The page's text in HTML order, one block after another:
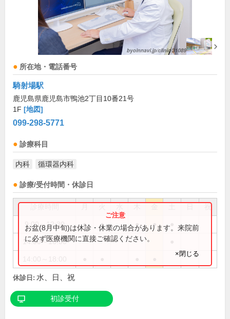
所在地・電話番号
騎射場駅
鹿児島県鹿児島市鴨池2丁目10番21号
1F [地図]
099-298-5771
診療科目
内科 循環器内科
診療/受付時間・休診日
祝
9:00～12:30 ● ● ● ●
14:00～16:00
お盆(8月中旬)は休診・休業の場合があります。来院前
に必ず医療機関に直接ご確認ください。
×閉じる
休診日: 水、日、祝
初診受付